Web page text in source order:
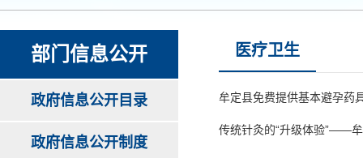
部门信息公开
政府信息公开目录
政府信息公开制度
医疗卫生
牟定县免费提供基本避孕药
传统针灸的“升级体验”——